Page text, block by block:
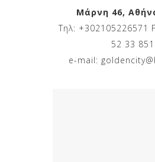
Μάρνη 46,
Τηλ: +302105226571
52 33 851
e-mail: